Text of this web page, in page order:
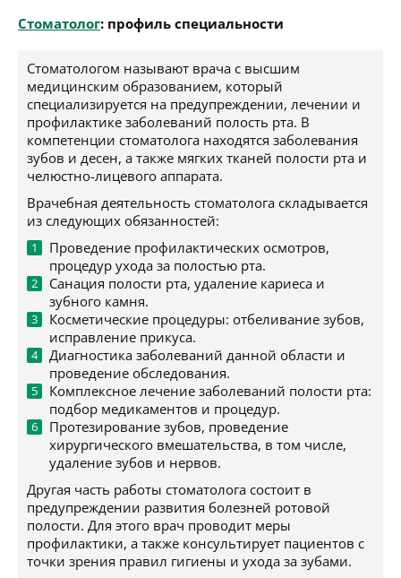
Стоматолог: профиль специальности
Стоматологом называют врача с высшим
медицинским образованием, который
специализируется на предупреждении, лечении и
профилактике заболеваний полость рта. В
компетенции стоматолога находятся заболевания
зубов и десен, а также мягких тканей полости рта и
челюстно-лицевого аппарата.
Врачебная деятельность стоматолога складывается
из следующих обязанностей:
Проведение профилактических осмотров,
процедур ухода за полостью рта.
Санация полости рта, удаление кариеса и
зубного камня.
Косметические процедуры: отбеливание зубов,
исправление прикуса.
Диагностика заболеваний данной области и
проведение обследования.
Комплексное лечение заболеваний полости рта:
подбор медикаментов и процедур.
Протезирование зубов, проведение
хирургического вмешательства, в том числе,
удаление зубов и нервов.
Другая часть работы стоматолога состоит в
предупреждении развития болезней ротовой
полости. Для этого врач проводит меры
профилактики, а также консультирует пациентов с
точки зрения правил гигиены и ухода за зубами.